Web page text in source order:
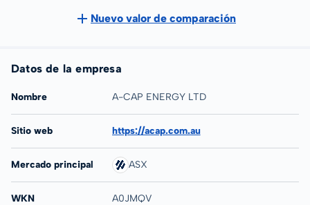
Nuevo valor de comparación
Datos de la empresa
Nombre A-CAP ENERGY LTD
Sitio web https://acap.com.au
Mercado principal ASX
WKN A0JMQV